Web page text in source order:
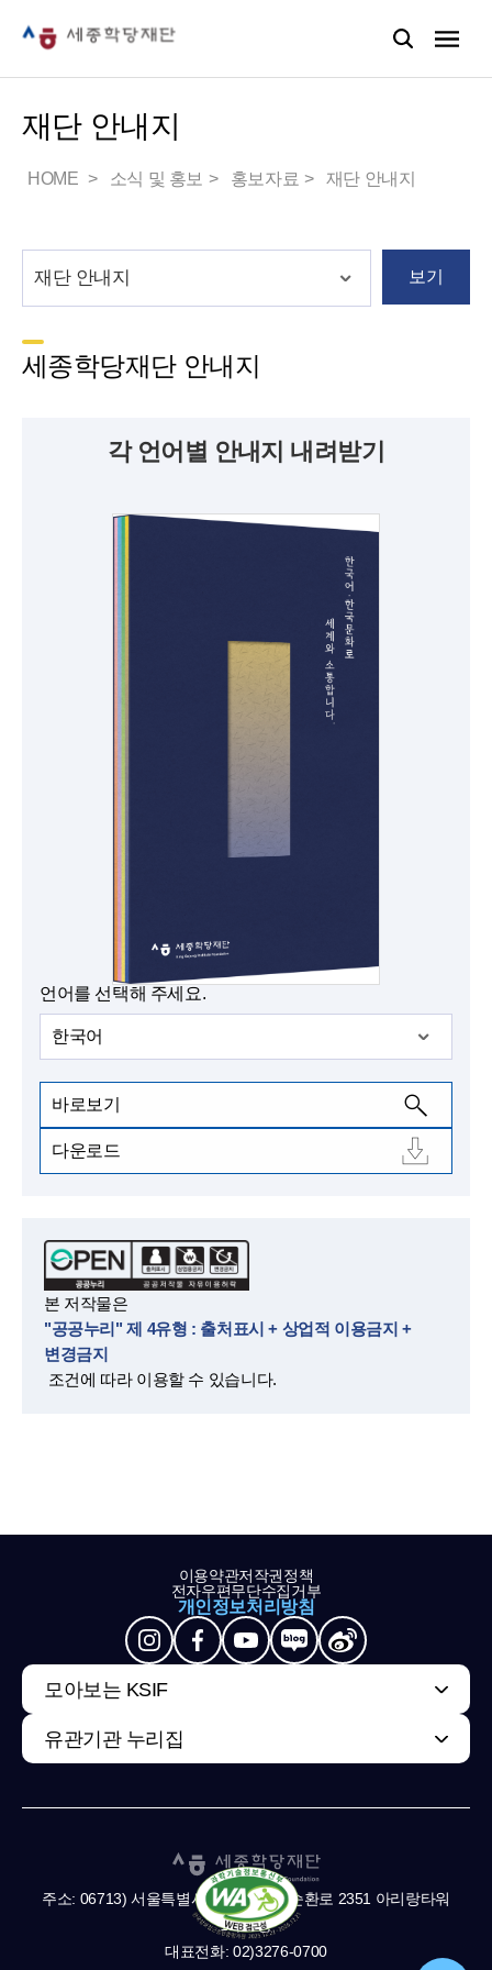
재단 안내지
HOME 소식 및 홍보 홍보자료 재단 안내지
보기
세종학당재단 안내지
각 언어별 안내지 내려받기
언어를 선택해 주세요.
한국어
바로보기
다운로드
본 저작물은
"공공누리" 제 4유형 : 출처표시 + 상업적 이용금지 +
변경금지
조건에 따라 이용할 수 있습니다.
이용약관저작권정책
전자우편무단수집거부
개인정보처리방침
모아보는 KSIF
유관기관 누리집
주소: 06713) 서울특별시 서초구 남부순환로 2351 아리랑타워
11,13층
대표전화: 02)3276-0700